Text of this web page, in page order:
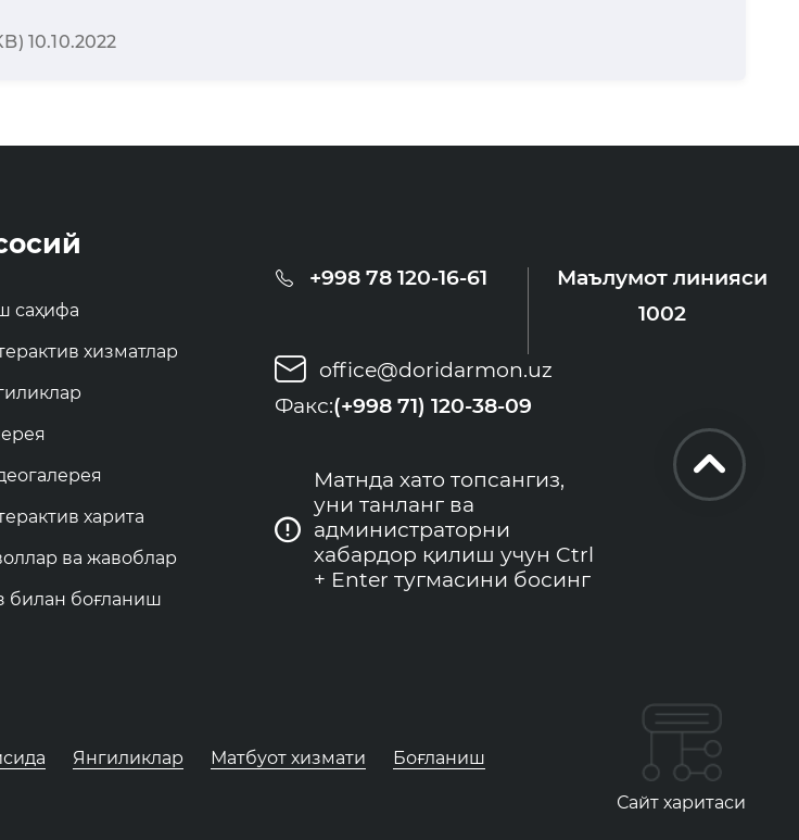
10.10.2022
саҳифа
хизматлар
харита
ва жавоблар
билан боғланиш
+998 78 120-16-61
Маълумот линияси
1002
office@doridarmon.uz
Факс:(+998 71) 120-38-09
Матнда хато топсангиз,
уни танланг ва
администраторни
хабардор қилиш учун Ctrl
+ Enter тугмасини босинг
Янгиликлар Матбуот хизмати Боғланиш
Сайт харитаси